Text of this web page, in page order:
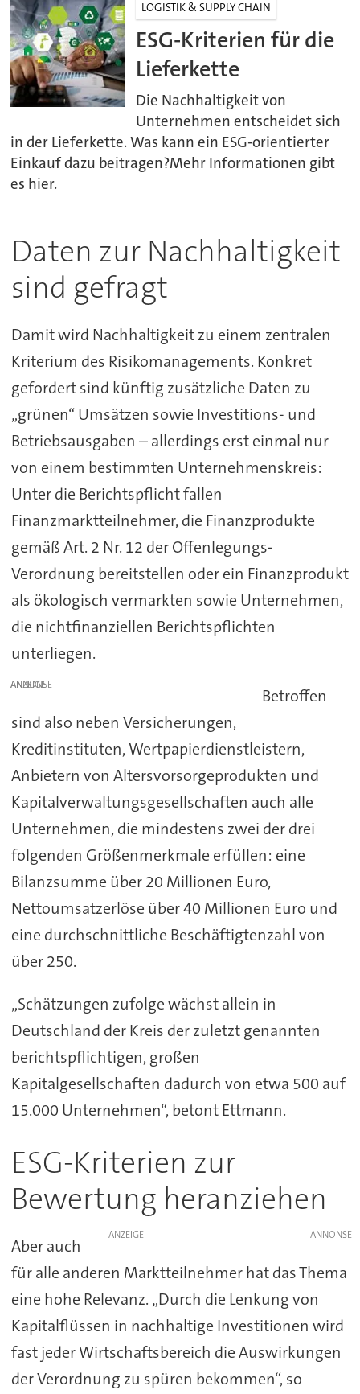
LOGISTIK & SUPPLY CHAIN
ESG-Kriterien für die
Lieferkette
Die Nachhaltigkeit von
Unternehmen entscheidet sich
in der Lieferkette. Was kann ein ESG-orientierter
Einkauf dazu beitragen?Mehr Informationen gibt
es hier.
Daten zur Nachhaltigkeit
sind gefragt
Damit wird Nachhaltigkeit zu einem zentralen
Kriterium des Risikomanagements. Konkret
gefordert sind künftig zusätzliche Daten zu
„grünen“ Umsätzen sowie Investitions- und
Betriebsausgaben – allerdings erst einmal nur
von einem bestimmten Unternehmenskreis:
Unter die Berichtspflicht fallen
Finanzmarktteilnehmer, die Finanzprodukte
gemäß Art. 2 Nr. 12 der Offenlegungs-
Verordnung bereitstellen oder ein Finanzprodukt
als ökologisch vermarkten sowie Unternehmen,
die nichtfinanziellen Berichtspflichten
unterliegen.
ANZEIGE
Betroffen
sind also neben Versicherungen,
Kreditinstituten, Wertpapierdienstleistern,
Anbietern von Altersvorsorgeprodukten und
Kapitalverwaltungsgesellschaften auch alle
Unternehmen, die mindestens zwei der drei
folgenden Größenmerkmale erfüllen: eine
Bilanzsumme über 20 Millionen Euro,
Nettoumsatzerlöse über 40 Millionen Euro und
eine durchschnittliche Beschäftigtenzahl von
über 250.
„Schätzungen zufolge wächst allein in
Deutschland der Kreis der zuletzt genannten
berichtspflichtigen, großen
Kapitalgesellschaften dadurch von etwa 500 auf
15.000 Unternehmen“, betont Ettmann.
ESG-Kriterien zur
Bewertung heranziehen
ANZEIGE
Aber auch
für alle anderen Marktteilnehmer hat das Thema
eine hohe Relevanz. „Durch die Lenkung von
Kapitalflüssen in nachhaltige Investitionen wird
fast jeder Wirtschaftsbereich die Auswirkungen
der Verordnung zu spüren bekommen“, so